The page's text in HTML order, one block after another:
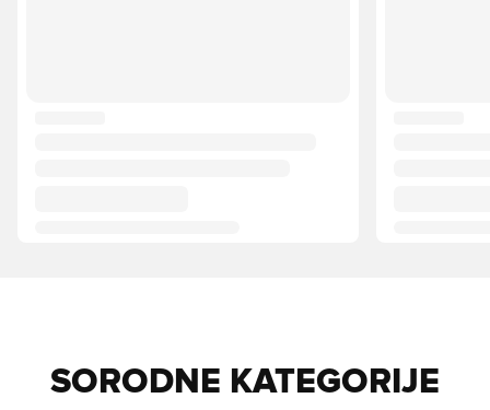
SORODNE KATEGORIJE